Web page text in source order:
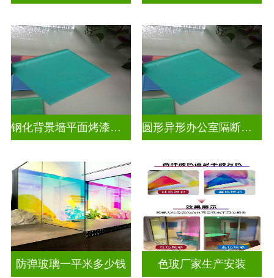
钢化背景墙平面烤漆玻璃 圆形异形办公室隔断磨砂烤漆玻璃
防弹玻璃一平米多少钱 色玻厂家生产安装